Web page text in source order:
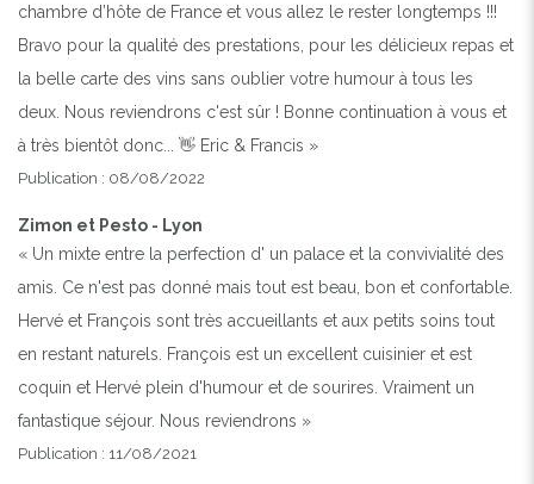
chambre d’hôte de France et vous allez le rester longtemps !!!
Bravo pour la qualité des prestations, pour les délicieux repas et
la belle carte des vins sans oublier votre humour à tous les
deux. Nous reviendrons c'est sûr ! Bonne continuation à vous et
à très bientôt donc... 👋 Eric & Francis »
Publication : 08/08/2022
Zimon et Pesto - Lyon
« Un mixte entre la perfection d' un palace et la convivialité des
amis. Ce n'est pas donné mais tout est beau, bon et confortable.
Hervé et François sont très accueillants et aux petits soins tout
en restant naturels. François est un excellent cuisinier et est
coquin et Hervé plein d'humour et de sourires. Vraiment un
fantastique séjour. Nous reviendrons »
Publication : 11/08/2021